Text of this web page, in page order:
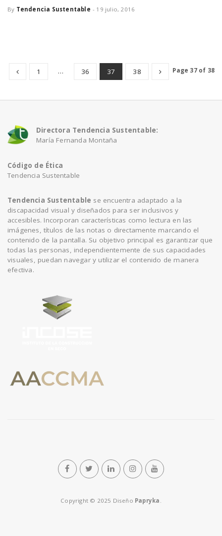
By Tendencia Sustentable - 19 julio, 2016
1 … 36 37 38 Page 37 of 38
Directora Tendencia Sustentable:
María Fernanda Montaña
Código de Ética
Tendencia Sustentable
Tendencia Sustentable se encuentra adaptado a la
discapacidad visual y diseñados para ser inclusivos y
accesibles. Incorporan características como lectura en las
imágenes, títulos de las notas o directamente marcando el
contenido de la pantalla. Su objetivo principal es garantizar que
todas las personas, independientemente de sus capacidades
visuales, puedan navegar y utilizar el contenido de manera
efectiva.
Copyright © 2025 Diseño Papryka .